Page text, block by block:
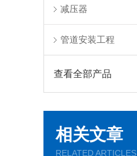
减压器
管道安装工程
查看全部产品
相关文章
RELATED ARTICLES